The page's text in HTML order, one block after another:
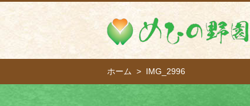
ホーム IMG_2996